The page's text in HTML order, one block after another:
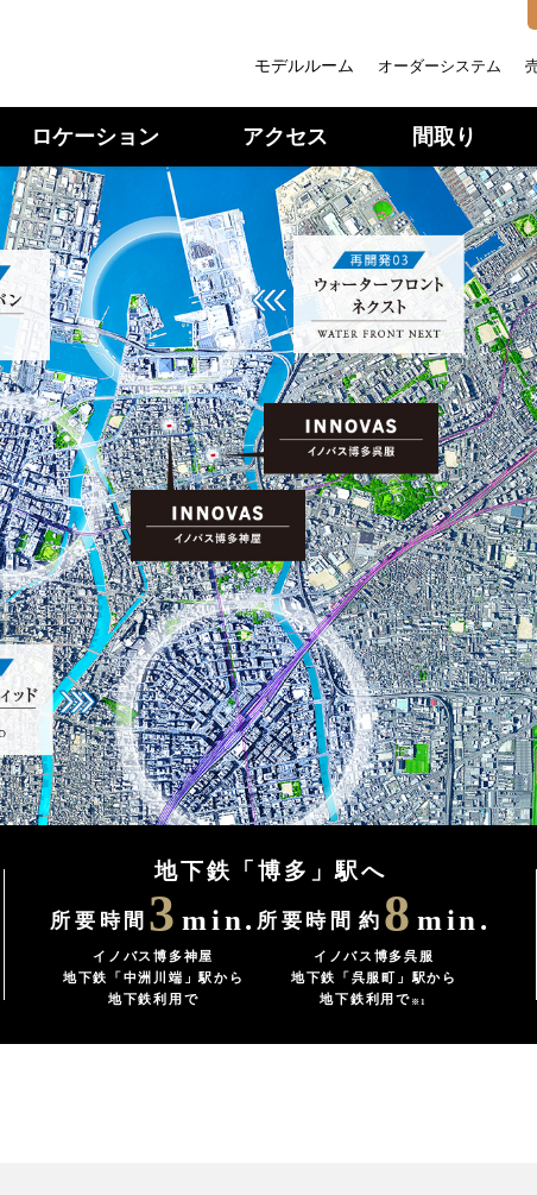
ロケーション アクセス 間取り
モデルルーム オーダーシステム
地下鉄「博多」駅へ
所要時間 3 min.
イノバス博多神屋
地下鉄「中洲川端」駅から
地下鉄利用で
所要時間 約 8 min.
イノバス博多呉服
地下鉄「呉服町」駅から
地下鉄利用で ※1